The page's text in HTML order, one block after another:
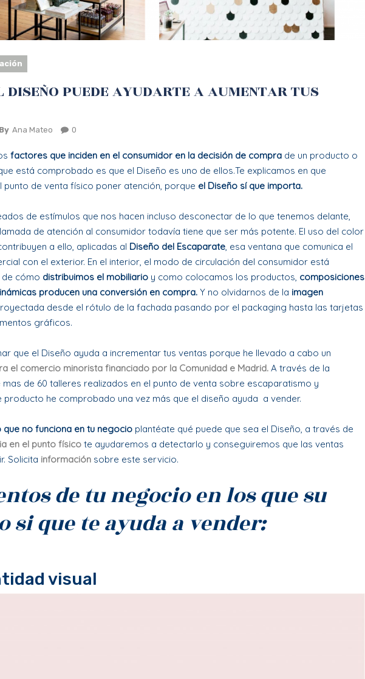
DISEÑO PUEDE AYUDARTE A AUMENTAR TUS
By Ana Mateo 0
factores que inciden en el consumidor en la decisión de compra de un producto o
está comprobado es que el Diseño es uno de ellos.Te explicamos en que
punto de venta físico poner atención, porque el Diseño sí que importa.
de estímulos que nos hacen incluso desconectar de lo que tenemos delante,
de atención al consumidor todavía tiene que ser más potente. El uso del color
a ello, aplicadas al Diseño del Escaparate, esa ventana que comunica el
con el exterior. En el interior, el modo de circulación del consumidor está
cómo distribuimos el mobiliario y como colocamos los productos, composiciones
producen una conversión en compra. Y no olvidarnos de la imagen
desde el rótulo de la fachada pasando por el packaging hasta las tarjetas
gráficos.
que el Diseño ayuda a incrementar tus ventas porque he llevado a cabo un
el comercio minorista financiado por la Comunidad e Madrid. A través de la
mas de 60 talleres realizados en el punto de venta sobre escaparatismo y
producto he comprobado una vez más que el diseño ayuda a vender.
que no funciona en tu negocio plantéate qué puede que sea el Diseño, a través de
en el punto físico te ayudaremos a detectarlo y conseguiremos que las ventas
Solicita información sobre este servicio.
de tu negocio en los quesu
si que te ayuda a vender:
visual